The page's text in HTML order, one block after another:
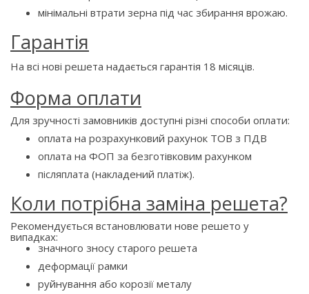
мінімальні втрати зерна під час збирання врожаю.
Гарантія
На всі нові решета надається гарантія 18 місяців.
Форма оплати
Для зручності замовників доступні різні способи оплати:
оплата на розрахунковий рахунок ТОВ з ПДВ
оплата на ФОП за безготівковим рахунком
післяплата (накладений платіж).
Коли потрібна заміна решета?
Рекомендується встановлювати нове решето у
випадках:
значного зносу старого решета
деформації рамки
руйнування або корозії металу